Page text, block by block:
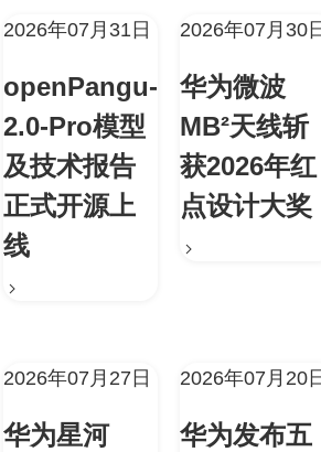
2026年07月31日
openPangu-
2.0-Pro模型
及技术报告
正式开源上
线
2026年07月30
华为微波
MB²天线斩
获2026年红
点设计大奖
2026年07月27日
华为星河
2026年07月20
华为发布五